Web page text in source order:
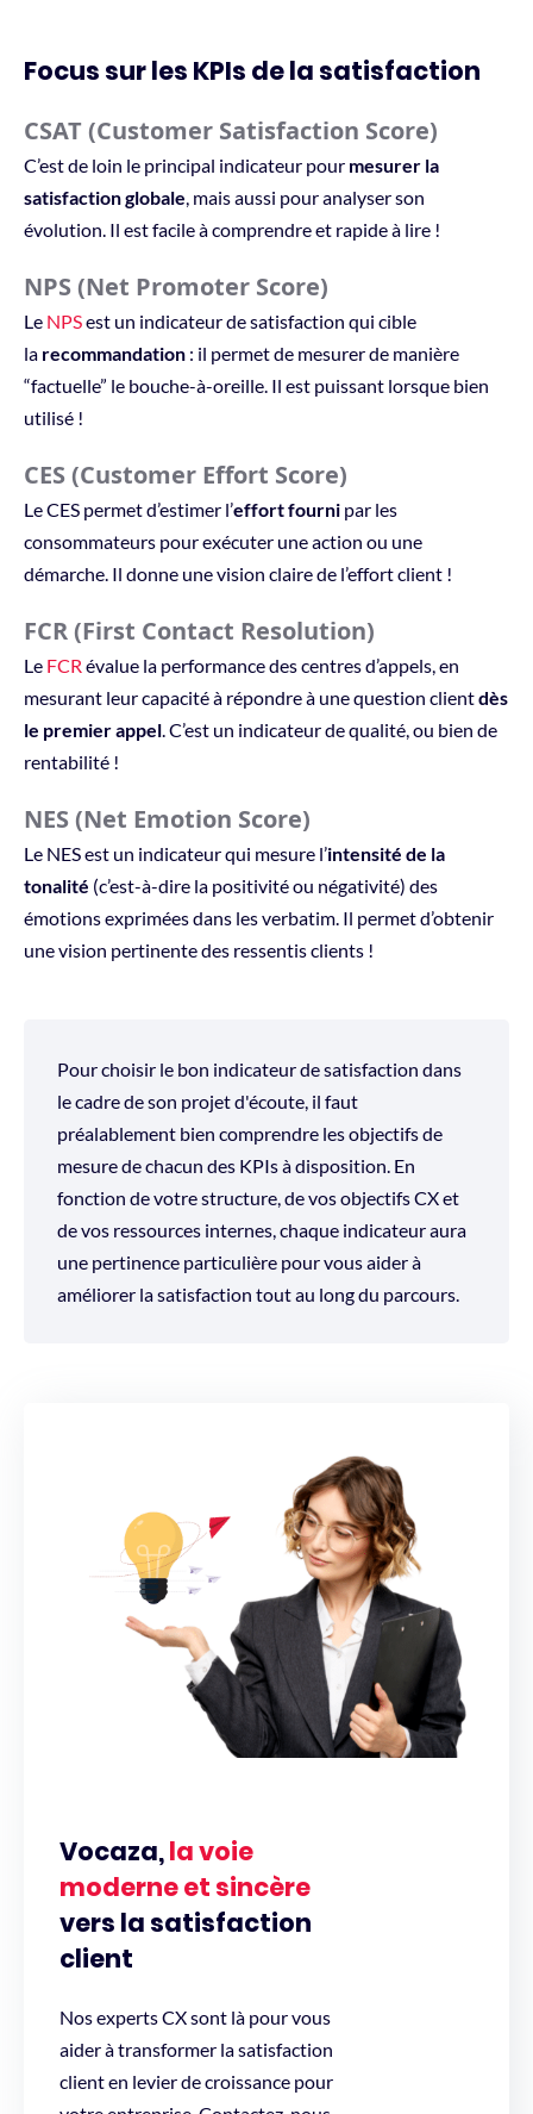
Focus sur les KPIs de la satisfaction
CSAT (Customer Satisfaction Score)
C’est de loin le principal indicateur pour mesurer la
satisfaction globale, mais aussi pour analyser son
évolution. Il est facile à comprendre et rapide à lire !
NPS (Net Promoter Score)
Le NPSest un indicateur de satisfaction qui cible
la recommandation : il permet de mesurer de manière
“factuelle” le bouche-à-oreille. Il est puissant lorsque bien
utilisé !
CES (Customer Effort Score)
Le CES permet d’estimer l’effort fourni par les
consommateurs pour exécuter une action ou une
démarche. Il donne une vision claire de l’effort client !
FCR (First Contact Resolution)
Le FCR évalue la performance des centres d’appels, en
mesurant leur capacité à répondre à une question clientdès
le premier appel. C’est un indicateur de qualité, ou bien de
rentabilité !
NES (Net Emotion Score)
Le NES est un indicateur qui mesure l’intensité de la
tonalité (c’est-à-dire la positivité ou négativité) des
émotions exprimées dans les verbatim. Il permet d’obtenir
une vision pertinente des ressentis clients !
Pour choisir le bon indicateur de satisfaction dans
le cadre de son projet d'écoute, il faut
préalablement bien comprendre les objectifs de
mesure de chacun des KPIs à disposition. En
fonction de votre structure, de vos objectifs CX et
de vos ressources internes, chaque indicateur aura
une pertinence particulière pour vous aider à
améliorer la satisfaction tout au long du parcours.
Vocaza,la voie
moderne et sincère
vers la satisfaction
client
Nos experts CX sont là pour vous
aider à transformer la satisfaction
client en levier de croissance pour